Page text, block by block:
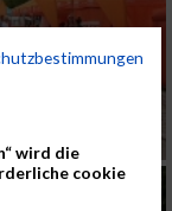
wird die
cookie